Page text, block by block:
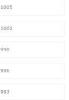
1005
1002
999
996
993